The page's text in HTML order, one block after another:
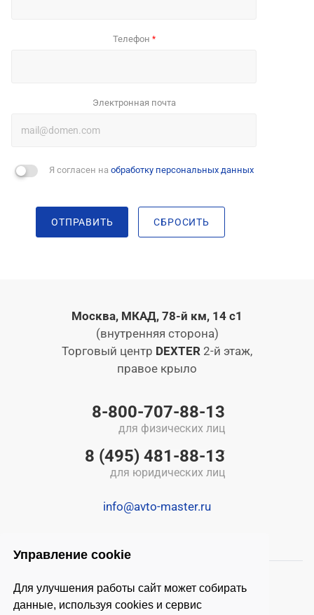
Управление cookie
Для улучшения работы сайт может собирать
данные, используя cookies и сервис
Телефон *
Электронная почта
Я согласен на обработку персональных данных
ОТПРАВИТЬ СБРОСИТЬ
Москва, МКАД, 78-й км, 14 с1
(внутренняя сторона)
Торговый центр DEXTER 2-й этаж,
правое крыло
8-800-707-88-13
для физических лиц
8 (495) 481-88-13
для юридических лиц
info@avto-master.ru